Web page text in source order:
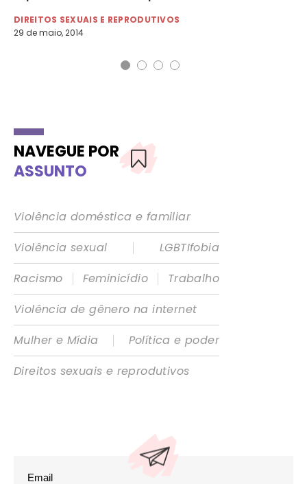
DIREITOS SEXUAIS E REPRODUTIVOS
29 de maio, 2014
NAVEGUE POR
ASSUNTO
Violência doméstica e familiar
Violência sexual
|
LGBTIfobia
Racismo
| Feminicídio |
Trabalho
Violência de gênero na internet
Mulher e Mídia
|
Política e poder
Direitos sexuais e reprodutivos